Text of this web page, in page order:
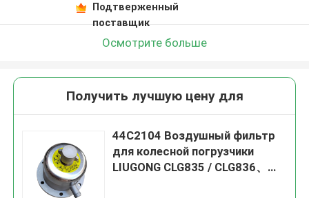
Подтверженный
поставщик
Осмотрите больше
Получить лучшую цену для
44C2104 Воздушный фильтр
для колесной погрузчики
LIUGONG CLG835 / CLG836、